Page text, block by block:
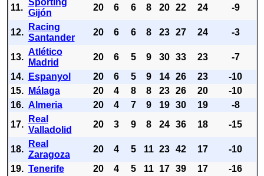
11.
Sporting
Gijón
20 6 6 8 20 22 24 -9
12.
Racing
Santander
20 6 6 8 23 27 24 -3
13.
Atlético
Madrid
20 6 5 9 30 33 23
-7
14.
Espanyol 20 6 5 9 14 26 23
-10
15.
Málaga 20 4 8 8 23 26 20
-10
16. Almeria 20 4 7 9 19 30 19
-8
17.
Real
Valladolid
20 3 9 8 24 36 18 -15
18.
Real
Zaragoza
20 4 5 11 23 42 17
-10
19. Tenerife 20 4 5 11 17 39 17 -16